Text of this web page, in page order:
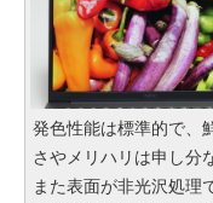
発色性能は標準的で、
さやメリハリは申し分
また表面が非光沢処理